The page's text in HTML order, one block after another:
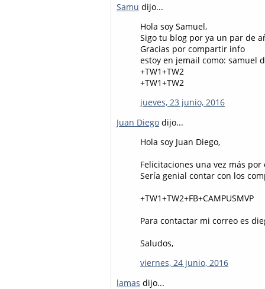
Samu dijo...
Hola soy Samuel,
Sigo tu blog por ya un par de
Gracias por compartir info
estoy en jemail como: samuel
+TW1+TW2
+TW1+TW2
jueves, 23 junio, 2016
Juan Diego dijo...
Hola soy Juan Diego,
Felicitaciones una vez más
Sería genial contar con los
+TW1+TW2+FB+CAMPUSMVP
Para contactar mi correo es
Saludos,
viernes, 24 junio, 2016
lamas dijo...